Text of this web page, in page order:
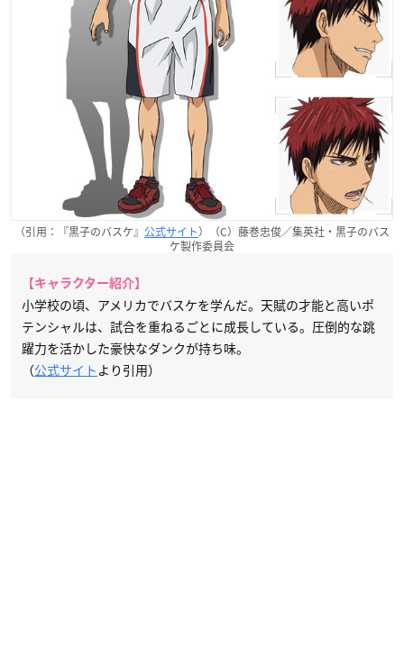
（引用：『黒子のバスケ』 公式サイト）（C）藤巻忠俊／集英社・黒子のバス
ケ製作委員会
【キャラクター紹介】
小学校の頃、アメリカでバスケを学んだ。天賦の才能と高いポ
テンシャルは、試合を重ねるごとに成長している。圧倒的な跳
躍力を活かした豪快なダンクが持ち味。
（公式サイト より引用）